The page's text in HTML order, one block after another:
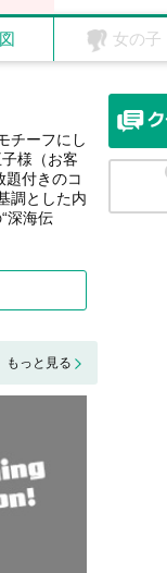
女の子
チーフにし
様（お客
題付きのコ
調とした内
深海伝
もっと見る